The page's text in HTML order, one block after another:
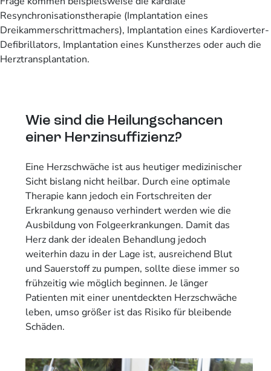
Resynchronisationstherapie (Implantation eines
Dreikammerschrittmachers), Implantation eines Kardioverter-
Defibrillators, Implantation eines Kunstherzes oder auch die
Herztransplantation.
Wie sind die Heilungschancen
einer Herzinsuffizienz?
Eine Herzschwäche ist aus heutiger medizinischer
Sicht bislang nicht heilbar. Durch eine optimale
Therapie kann jedoch ein Fortschreiten der
Erkrankung genauso verhindert werden wie die
Ausbildung von Folgeerkrankungen. Damit das
Herz dank der idealen Behandlung jedoch
weiterhin dazu in der Lage ist, ausreichend Blut
und Sauerstoff zu pumpen, sollte diese immer so
frühzeitig wie möglich beginnen. Je länger
Patienten mit einer unentdeckten Herzschwäche
leben, umso größer ist das Risiko für bleibende
Schäden.